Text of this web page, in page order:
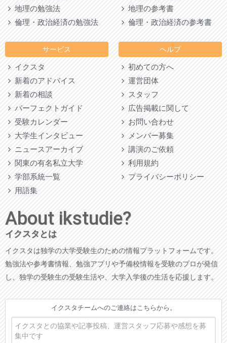
地理の勉強法
倫理・政治経済の勉強法
サービス
イクスタ
新着のアドバイス
新着の相談
パーフェクトガイド
受験カレンダー
大学生インタビュー
ニュースアーカイブ
関東の有名私立大学
学部系統一覧
用語集
地理の参考書
倫理・政治経済の参考書
ヘルプ
初めての方へ
運営団体
スタッフ
広告掲載に関して
お問い合わせ
メンバー募集
講演のご依頼
利用規約
プライバシーポリシー
About ikstudie?
イクスタとは
イクスタは独学の大学受験生のための情報プラットフォームです。
勉強法や参考書情報、勉強アプリや予備校情報を受験のプロが発信
し、独学の受験生の受験生活や、大学入学後の生活を応援します。
イクスタチームへのご連絡はこちらから。